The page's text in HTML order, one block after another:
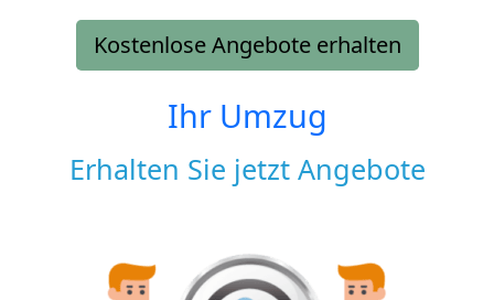
Kostenlose Angebote erhalten
Ihr Umzug
Erhalten Sie jetzt Angebote